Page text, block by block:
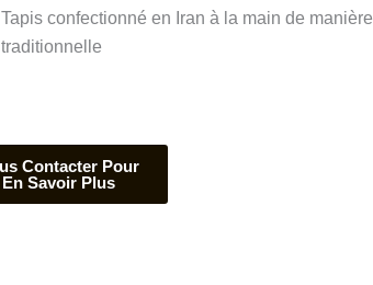
Tapis confectionné en Iran à la main de manière
traditionnelle